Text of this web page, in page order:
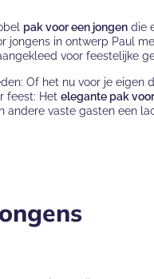
pak voor een jongendie
jongens in ontwerp Paul
voor feestelijke
Of het nu voor je eigen
feest: Het elegante pak
andere vaste gasten een